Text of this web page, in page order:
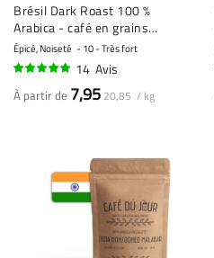
Brésil Dark Roast 100 %
Arabica - café en grains
fraîchement torréfié
Épicé, Noiseté 10 - Très fort
14 Avis
À partir de 7,95 20,85 / kg